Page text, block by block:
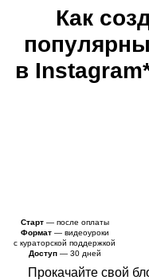
Как
в
Старт— после оплаты
Формат— видеоуроки
с кураторской поддержкой
Доступ — 30 дней
Прокачайте свой